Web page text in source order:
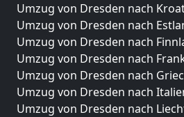
Umzug von Dresden nach
Umzug von Dresden nach
Umzug von Dresden nach
Umzug von Dresden nach
Umzug von Dresden nach
Umzug von Dresden nach
Umzug von Dresden nach